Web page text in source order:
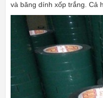
và băng dính xốp trắng. Cả